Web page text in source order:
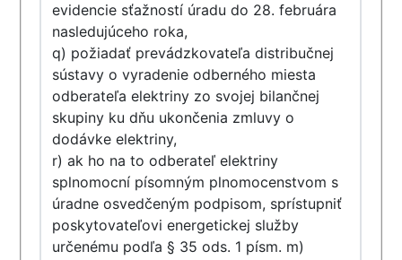
evidencie sťažností úradu do 28. februára
nasledujúceho roka,
q) požiadať prevádzkovateľa distribučnej
sústavy o vyradenie odberného miesta
odberateľa elektriny zo svojej bilančnej
skupiny ku dňu ukončenia zmluvy o
dodávke elektriny,
r) ak ho na to odberateľ elektriny
splnomocní písomným plnomocenstvom s
úradne osvedčeným podpisom, sprístupniť
poskytovateľovi energetickej služby
určenému podľa § 35 ods. 1 písm. m)